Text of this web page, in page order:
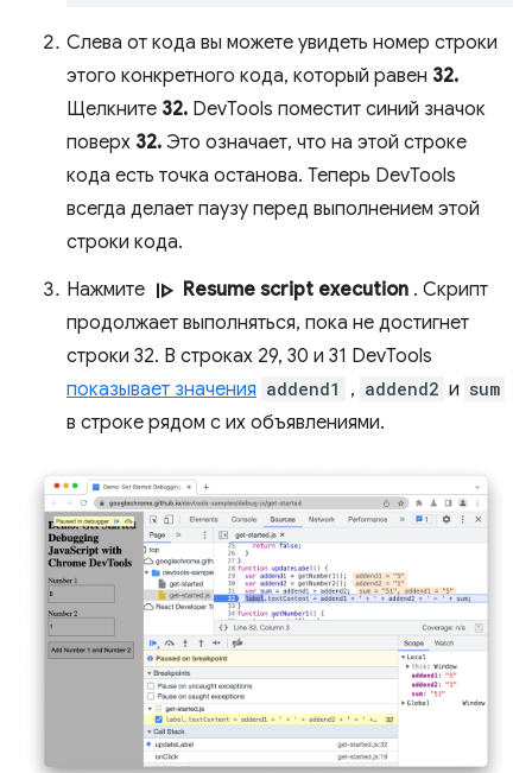
Слева от кода вы можете увидеть номер строки
этого конкретного кода, который равен 32.
Щелкните 32. DevTools поместит синий значок
поверх 32. Это означает, что на этой строке
кода есть точка останова. Теперь DevTools
всегда делает паузу перед выполнением этой
строки кода.
Нажмите resume Resume script execution . Скрипт
продолжает выполняться, пока не достигнет
строки 32. В строках 29, 30 и 31 DevTools
показывает значения addend1 , addend2 и sum
в строке рядом с их объявлениями.